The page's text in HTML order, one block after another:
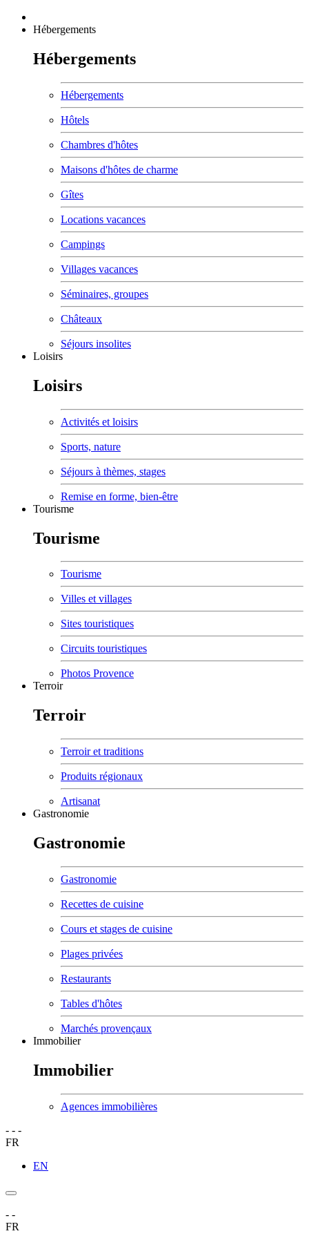
Hébergements
Hébergements
Hébergements
Hôtels
Chambres d'hôtes
Maisons d'hôtes de charme
Gîtes
Locations vacances
Campings
Villages vacances
Séminaires, groupes
Châteaux
Séjours insolites
Loisirs
Loisirs
Activités et loisirs
Sports, nature
Séjours à thèmes, stages
Remise en forme, bien-être
Tourisme
Tourisme
Tourisme
Villes et villages
Sites touristiques
Circuits touristiques
Photos Provence
Terroir
Terroir
Terroir et traditions
Produits régionaux
Artisanat
Gastronomie
Gastronomie
Gastronomie
Recettes de cuisine
Cours et stages de cuisine
Plages privées
Restaurants
Tables d'hôtes
Marchés provençaux
Immobilier
Immobilier
Agences immobilières
- - -
FR
EN
- -
FR